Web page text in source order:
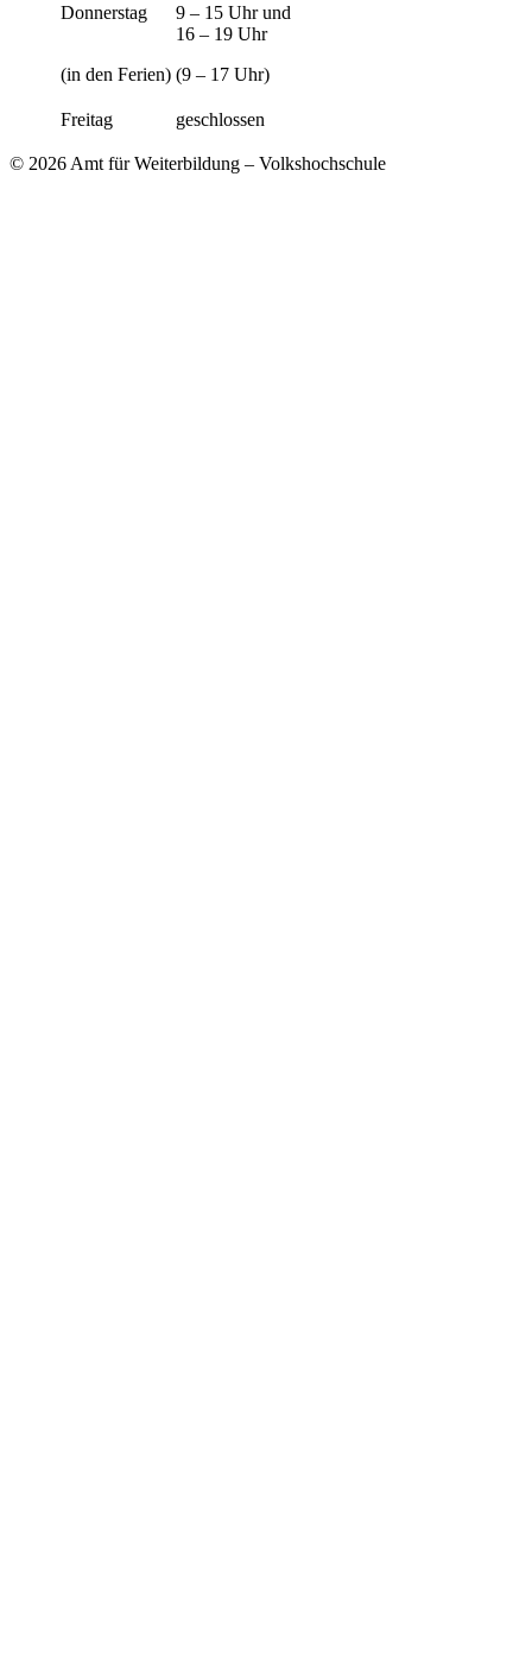
Donnerstag
(in den Ferien)
9 – 15 Uhr und
16 – 19 Uhr
(9 – 17 Uhr)
Freitag geschlossen
© 2026 Amt für Weiterbildung – Volkshochschule